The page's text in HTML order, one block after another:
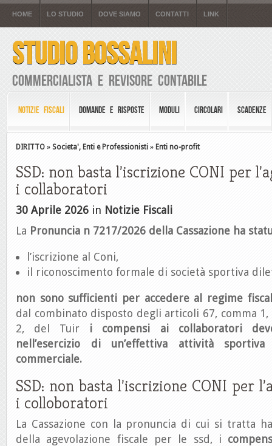
HOME LO STUDIO DOVE SIAMO CONTATTI LINK
STUDIO BOSSALINI
Commercialista e Revisore Contabile
NOTIZIE FISCALI DOMANDE E RISPOSTE MODULI CIRCOLARI SCADENZE
DIRITTO » Societa', Enti e Professionisti » Enti no-profit
SSD: non basta l’iscrizione CONI per
i collaboratori
30 Aprile 2026 in Notizie Fiscali
La Pronuncia n 7217/2026 della Cassazione ha
l’iscrizione al Coni,
il riconoscimento formale di società sportiva
non sono sufficienti per accedere al regime
dal combinato disposto degli articoli 67, comma
2, del Tuir i compensi ai collaboratori
nell’esercizio di un’effettiva attività
commerciale.
SSD: non basta l’iscrizione CONI per
i colloboratori
La Cassazione con la pronuncia di cui si tratta
della agevolazione fiscale per le ssd, i